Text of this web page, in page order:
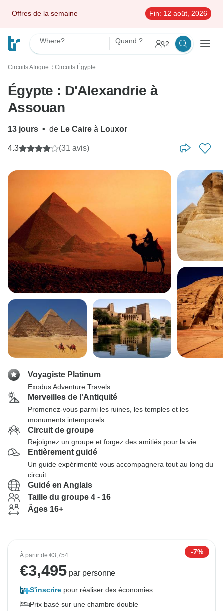
Offres de la semaine Fin: 12 août, 2026
Where? Quand ? 2
Circuits Afrique 〉 Circuits Égypte
Égypte : D'Alexandrie à
Assouan
13 jours • de Le Caire à Louxor
4.3 (31 avis)
Voyagiste Platinum
Exodus Adventure Travels
Merveilles de l'Antiquité
Promenez-vous parmi les ruines, les temples et les
monuments intemporels
Circuit de groupe
Rejoignez un groupe et forgez des amitiés pour la vie
Entièrement guidé
Un guide expérimenté vous accompagnera tout au long du
circuit
Guidé en Anglais
Taille du groupe 4 - 16
Âges 16+
À partir de€3,754 -7%
€3,495 par personne
S'inscrire pour réaliser des économies
Prix basé sur une chambre double